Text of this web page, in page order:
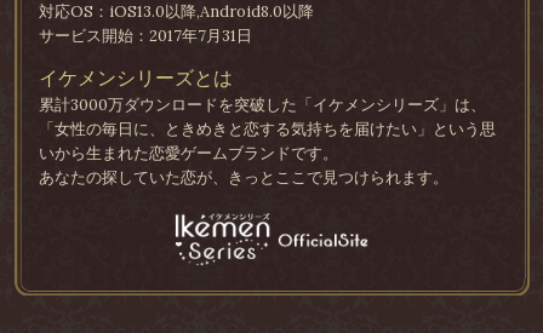
対応OS：iOS13.0以降,Android8.0以降
サービス開始：2017年7月31日
イケメンシリーズとは
累計3000万ダウンロードを突破した「イケメンシリーズ」は、
「女性の毎日に、ときめきと恋する気持ちを届けたい」という思
いから生まれた恋愛ゲームブランドです。
あなたの探していた恋が、きっとここで見つけられます。